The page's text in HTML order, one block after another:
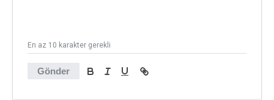
Gönder
En az 10 karakter gerekli